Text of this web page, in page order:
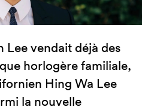
Lee vendait déjà des
horlogère familiale,
Hing Wa Lee
la nouvelle